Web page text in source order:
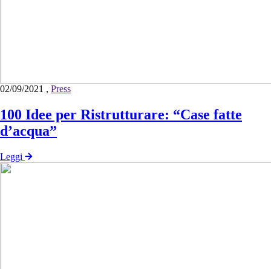
02/09/2021 , Press
100 Idee per Ristrutturare: “Case fatte
d’acqua”
Leggi